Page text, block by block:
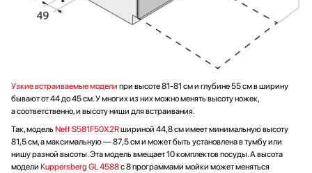
Узкие встраиваемые модели при высоте 81-81 см и глубине 55 см в ширину
бывают от 44 до 45 см. У многих из них можно менять высоту ножек,
а соответственно, и высоту ниши для встраивания.
Так, модель Neff S581F50X2Rшириной 44,8 см имеет минимальную высоту
81,5 см, а максимальную — 87,5 см и может быть установлена в тумбу или
нишу разной высоты. Эта модель вмещает 10 комплектов посуды. А высота
модели Kuppersberg GL 4588с 8 программами мойки может меняться